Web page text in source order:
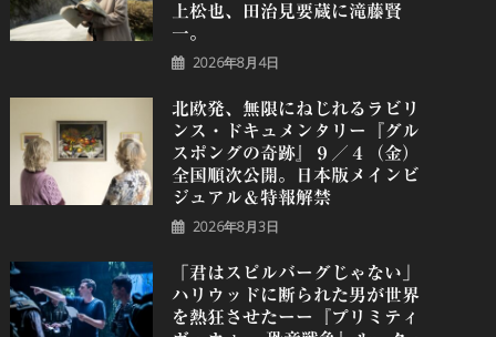
上松也、田治見要蔵に滝藤賢
一。
2026年8月4日
北欧発、無限にねじれるラビリ
ンス・ドキュメンタリー『グル
スポングの奇跡』９／４（金）
全国順次公開。日本版メインビ
ジュアル＆特報解禁
2026年8月3日
「君はスピルバーグじゃない」
ハリウッドに断られた男が世界
を熱狂させたーー『プリミティ